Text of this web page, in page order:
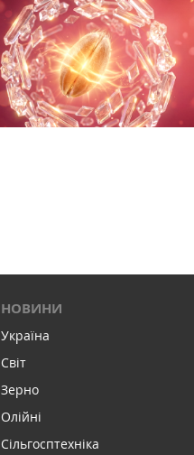
НОВИНИ
Україна
Світ
Зерно
Олійні
Сільгосптехніка